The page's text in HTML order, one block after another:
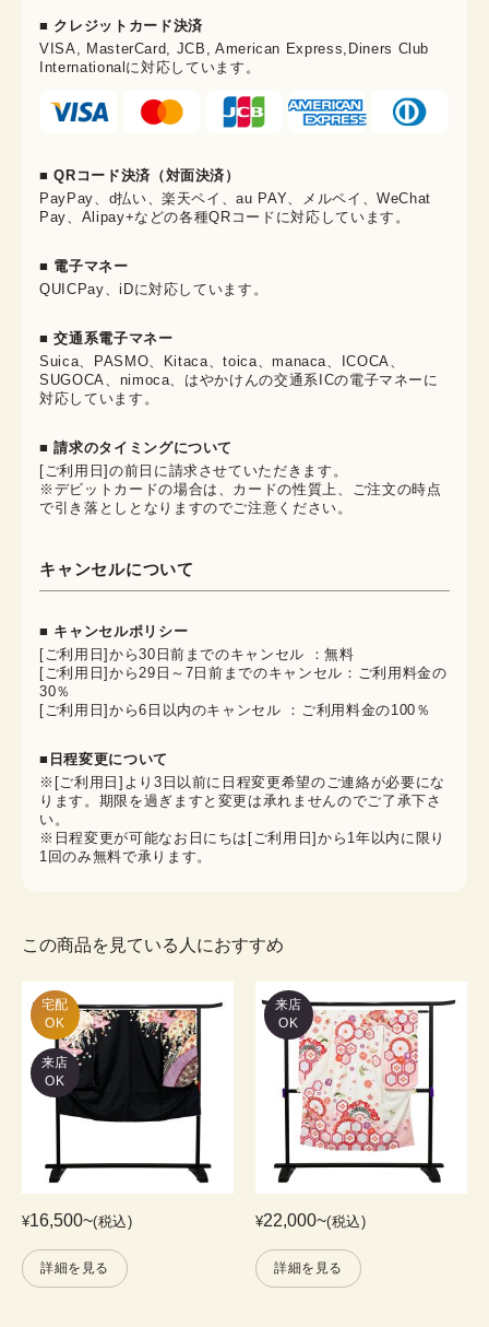
■ クレジットカード決済
VISA, MasterCard, JCB, American Express,Diners Club
Internationalに対応しています。
■ QRコード決済（対面決済）
PayPay、d払い、楽天ペイ、au PAY、メルペイ、WeChat
Pay、Alipay+などの各種QRコードに対応しています。
■ 電子マネー
QUICPay、iDに対応しています。
■ 交通系電子マネー
Suica、PASMO、Kitaca、toica、manaca、ICOCA、
SUGOCA、nimoca、はやかけんの交通系ICの電子マネーに
対応しています。
■ 請求のタイミングについて
[ご利用日]の前日に請求させていただきます。
※デビットカードの場合は、カードの性質上、ご注文の時点
で引き落としとなりますのでご注意ください。
キャンセルについて
■ キャンセルポリシー
[ご利用日]から30日前までのキャンセル ：無料
[ご利用日]から29日～7日前までのキャンセル：ご利用料金の
30％
[ご利用日]から6日以内のキャンセル ：ご利用料金の100％
■日程変更について
※[ご利用日]より3日以前に日程変更希望のご連絡が必要にな
ります。期限を過ぎますと変更は承れませんのでご了承下さ
い。
※日程変更が可能なお日にちは[ご利用日]から1年以内に限り
1回のみ無料で承ります。
この商品を見ている人におすすめ
宅配
OK
来店
OK
¥16,500~(税込)
詳細を見る
来店
OK
¥22,000~(税込)
詳細を見る